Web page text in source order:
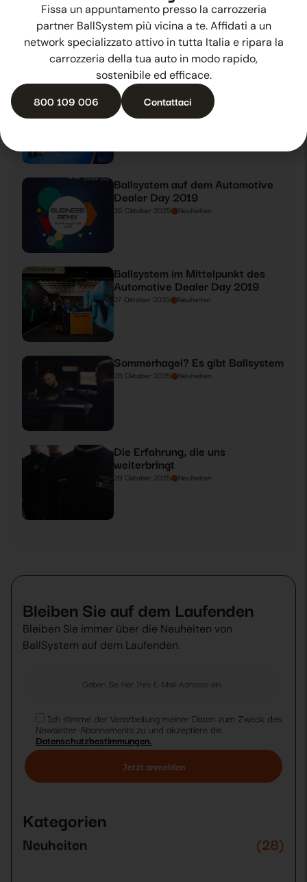
Den Wandel vorantreiben:
Ballsystem erwartet Sie auf dem
Service Day
24 Oktober 2025 Neuheiten
Die Ballsystem-Methode im
Mittelpunkt des Service Day
25 Oktober 2025 Neuheiten
Ballsystem auf dem Automotive
Dealer Day 2019
26 Oktober 2025 Neuheiten
Ballsystem im Mittelpunkt des
Automotive Dealer Day 2019
27 Oktober 2025 Neuheiten
Sommerhagel? Es gibt Ballsystem
28 Oktober 2025 Neuheiten
Die Erfahrung, die uns
weiterbringt
29 Oktober 2025 Neuheiten
Bleiben Sie auf dem Laufenden
Bleiben Sie immer über die Neuheiten von
BallSystem auf dem Laufenden.
Ich stimme der Verarbeitung meiner Daten zum Zweck des
Newsletter-Abonnements zu und akzeptiere die
Datenschutzbestimmungen.
Feld
Kategorien
Neuheiten (28)
Fissa un appuntamento presso la carrozzeria
partner BallSystem più vicina a te. Affidati a un
network specializzato attivo in tutta Italia e ripara la
carrozzeria della tua auto in modo rapido,
sostenibile ed efficace.
800 109 006 Contattaci